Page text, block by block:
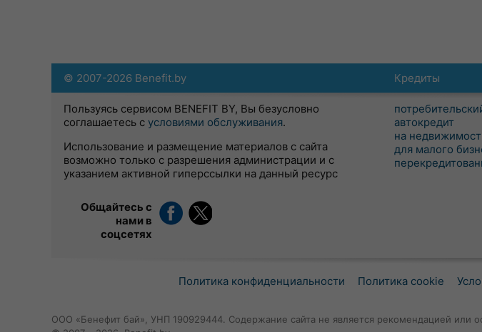
Кредиты
автокредит
на
для малого
© 2007-2026 Benefit.by
Пользуясь сервисом BENEFIT BY, Вы безусловно
соглашаетесь с условиями обслуживания.
Использование и размещение материалов с сайта
возможно только с разрешения администрации и с
указанием активной гиперссылки на данный ресурс
Общайтесь с
нами в
соцсетях
Политика конфиденциальности Политика cookie
ООО «Бенефит бай», УНП 190929444. Содержание сайта не является рекомендацией или